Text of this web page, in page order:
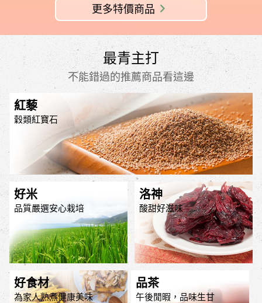
更多特價商品
最青主打
不能錯過的推薦商品看這邊
紅藜
穀類紅寶石
好米
品質嚴選安心栽培
洛神
酸甜好滋味
好食材
為家人熟煮健康美味
品茶
午後閒暇，品味生甘